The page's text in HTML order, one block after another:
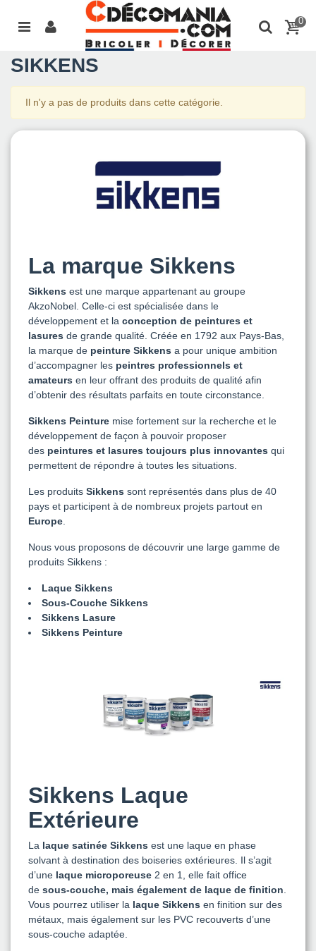
0
SIKKENS
Il n'y a pas de produits dans cette catégorie.
La marque Sikkens
Sikkens est une marque appartenant au groupe
AkzoNobel. Celle-ci est spécialisée dans le
développement et la conception de peintures et
lasures de grande qualité. Créée en 1792 aux Pays-Bas,
la marque de peinture Sikkens a pour unique ambition
d’accompagner les peintres professionnels et
amateurs en leur offrant des produits de qualité afin
d’obtenir des résultats parfaits en toute circonstance.
Sikkens Peinture mise fortement sur la recherche et le
développement de façon à pouvoir proposer
des peintures et lasures toujours plus innovantes qui
permettent de répondre à toutes les situations.
Les produits Sikkens sont représentés dans plus de 40
pays et participent à de nombreux projets partout en
Europe
Nous vous proposons de découvrir une large gamme de
produits Sikkens :
Laque Sikkens
Sous-Couche Sikkens
Sikkens Lasure
Sikkens Peinture
Sikkens Laque
Extérieure
La laque satinée Sikkens est une laque en phase
solvant à destination des boiseries extérieures. Il s’agit
d’une laque microporeuse 2 en 1, elle fait office
de sous-couche, mais également de laque de finition
Vous pourrez utiliser la laque Sikkens en finition sur des
métaux, mais également sur les PVC recouverts d’une
sous-couche adaptée.